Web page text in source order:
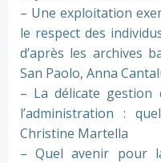
– Une exploitation
le respect des
d’après les archives
San Paolo, Anna
– La délicate gestion
l’administration :
Christine Martella
– Quel avenir pour